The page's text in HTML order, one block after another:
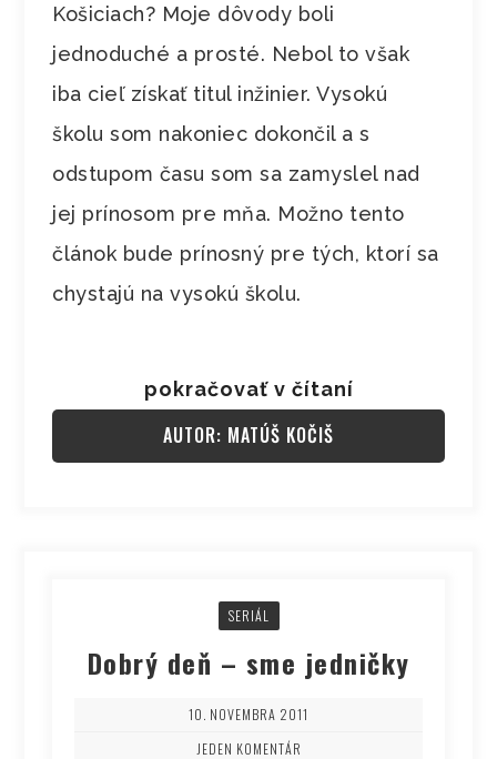
Košiciach? Moje dôvody boli
jednoduché a prosté. Nebol to však
iba cieľ získať titul inžinier. Vysokú
školu som nakoniec dokončil a s
odstupom času som sa zamyslel nad
jej prínosom pre mňa. Možno tento
článok bude prínosný pre tých, ktorí sa
chystajú na vysokú školu.
pokračovať v čítaní
AUTOR: MATÚŠ KOČIŠ
SERIÁL
Dobrý deň – sme jedničky
10. NOVEMBRA 2011
JEDEN KOMENTÁR